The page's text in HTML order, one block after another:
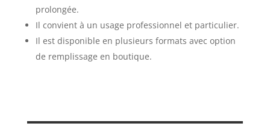
prolongée.
Il convient à un usage professionnel et particulier.
Il est disponible en plusieurs formats avec option
de remplissage en boutique.